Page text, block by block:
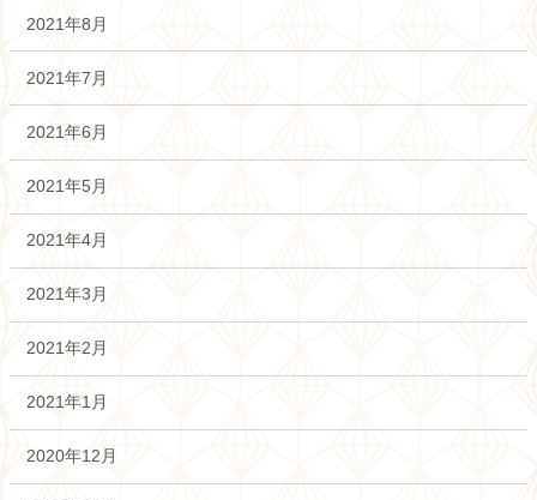
2021年8月
2021年7月
2021年6月
2021年5月
2021年4月
2021年3月
2021年2月
2021年1月
2020年12月